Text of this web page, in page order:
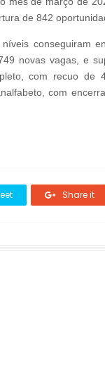
de 842
conseguiram
novas vagas, e
com recuo de
com
Share it